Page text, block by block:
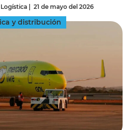
| 21 de mayo del 2026
y distribución